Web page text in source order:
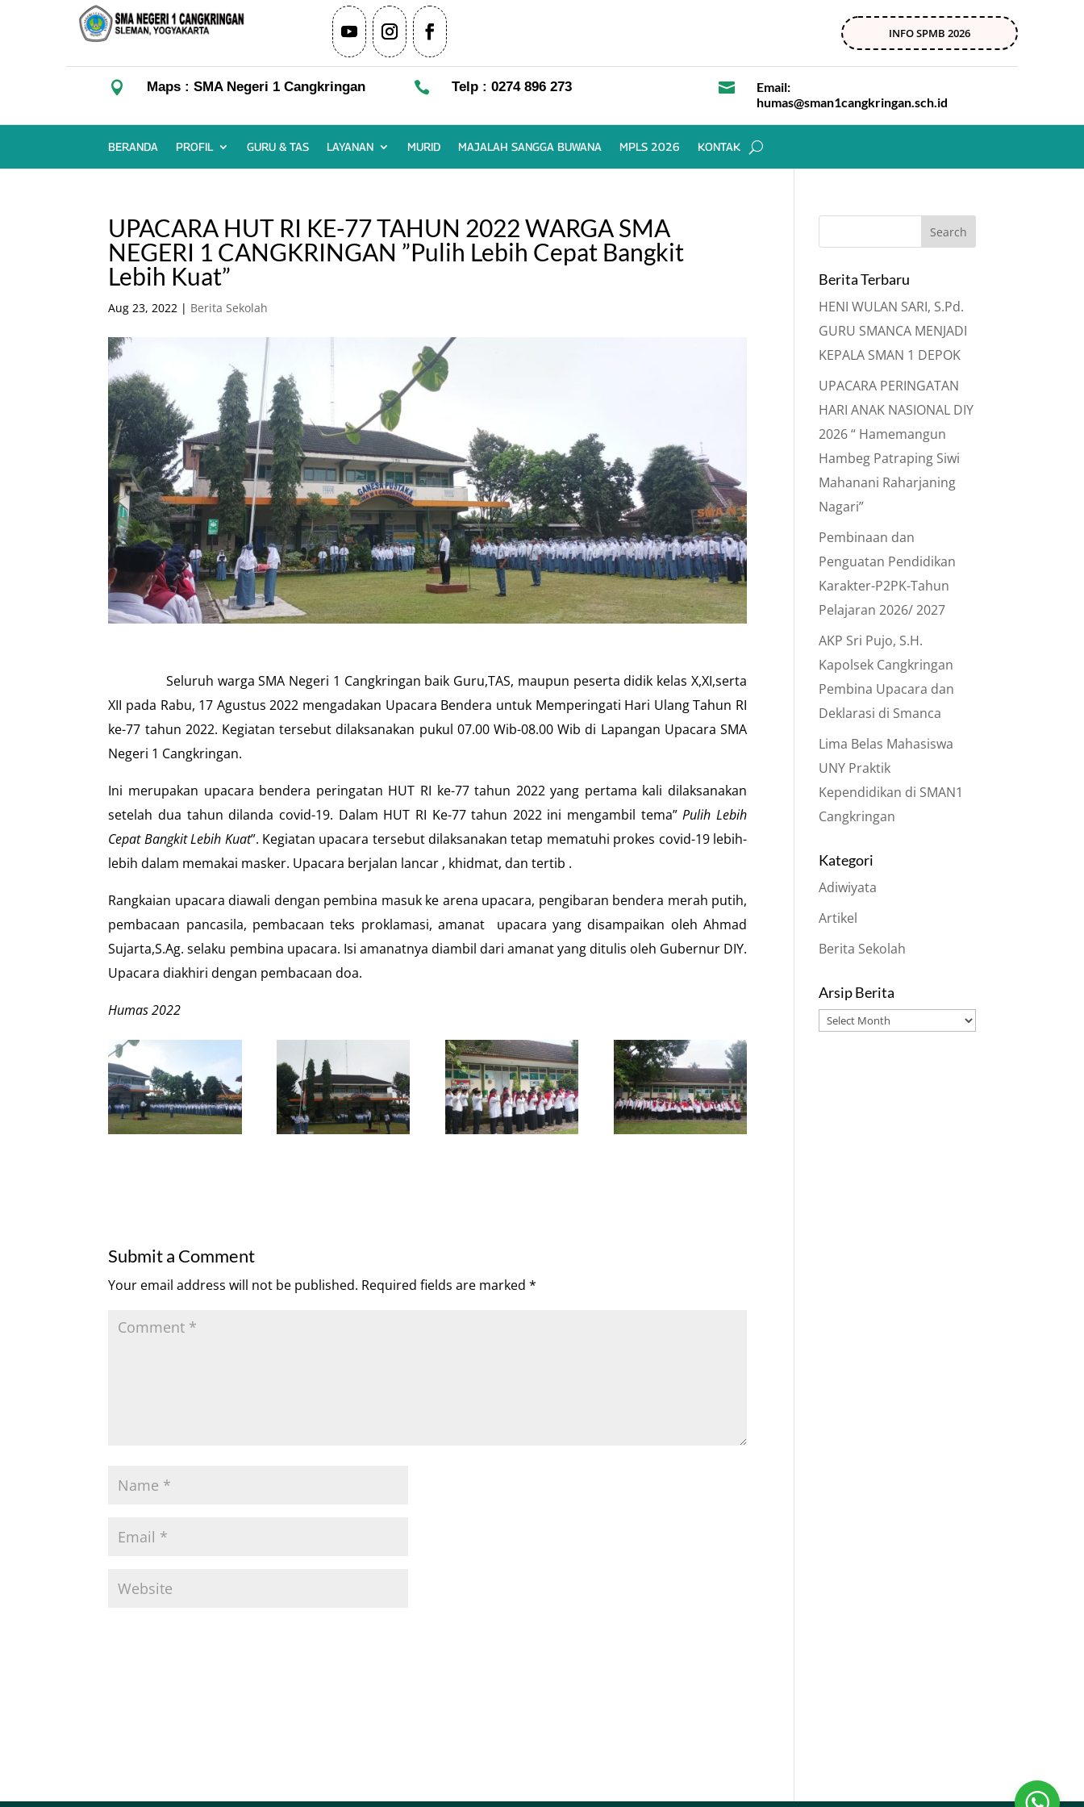
INFO SPMB 2026
 Maps : SMA Negeri 1 Cangkringan  Telp : 0274 896 273 
Email:
humas@sman1cangkringan.sch.id
BERANDA PROFIL GURU & TAS LAYANAN MURID MAJALAH SANGGA BUWANA MPLS 2026 KONTAK
UPACARA HUT RI KE-77 TAHUN 2022 WARGA SMA
NEGERI 1 CANGKRINGAN ”Pulih Lebih Cepat Bangkit
Lebih Kuat”
Aug 23, 2022 | Berita Sekolah
Seluruh warga SMA Negeri 1 Cangkringan baik Guru,TAS, maupun peserta didik kelas X,XI,serta
XII pada Rabu, 17 Agustus 2022 mengadakan Upacara Bendera untuk Memperingati Hari Ulang Tahun RI
ke-77 tahun 2022. Kegiatan tersebut dilaksanakan pukul 07.00 Wib-08.00 Wib di Lapangan Upacara SMA
Negeri 1 Cangkringan.
Ini merupakan upacara bendera peringatan HUT RI ke-77 tahun 2022 yang pertama kali dilaksanakan
setelah dua tahun dilanda covid-19. Dalam HUT RI Ke-77 tahun 2022 ini mengambil tema”Pulih Lebih
Cepat Bangkit Lebih Kuat”. Kegiatan upacara tersebut dilaksanakan tetap mematuhi prokes covid-19 lebih-
lebih dalam memakai masker. Upacara berjalan lancar , khidmat, dan tertib .
Rangkaian upacara diawali dengan pembina masuk ke arena upacara, pengibaran bendera merah putih,
pembacaan pancasila, pembacaan teks proklamasi, amanat upacara yang disampaikan oleh Ahmad
Sujarta,S.Ag. selaku pembina upacara. Isi amanatnya diambil dari amanat yang ditulis oleh Gubernur DIY.
Upacara diakhiri dengan pembacaan doa.
Humas 2022
Submit a Comment
Your email address will not be published. Required fields are marked*
Berita Terbaru
HENI WULAN SARI, S.Pd.
GURU SMANCA MENJADI
KEPALA SMAN 1 DEPOK
UPACARA PERINGATAN
HARI ANAK NASIONAL DIY
2026 “ Hamemangun
Hambeg Patraping Siwi
Mahanani Raharjaning
Nagari”
Pembinaan dan
Penguatan Pendidikan
Karakter-P2PK-Tahun
Pelajaran 2026/ 2027
AKP Sri Pujo, S.H.
Kapolsek Cangkringan
Pembina Upacara dan
Deklarasi di Smanca
Lima Belas Mahasiswa
UNY Praktik
Kependidikan di SMAN1
Cangkringan
Kategori
Adiwiyata
Artikel
Berita Sekolah
Arsip Berita
Arsip